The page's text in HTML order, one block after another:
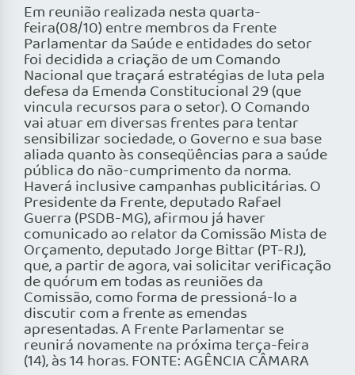
Em reunião realizada nesta quarta-
feira(08/10) entre membros da Frente
Parlamentar da Saúde e entidades do setor
foi decidida a criação de um Comando
Nacional que traçará estratégias de luta pela
defesa da Emenda Constitucional 29 (que
vincula recursos para o setor). O Comando
vai atuar em diversas frentes para tentar
sensibilizar sociedade, o Governo e sua base
aliada quanto às conseqüências para a saúde
pública do não-cumprimento da norma.
Haverá inclusive campanhas publicitárias. O
Presidente da Frente, deputado Rafael
Guerra (PSDB-MG), afirmou já haver
comunicado ao relator da Comissão Mista de
Orçamento, deputado Jorge Bittar (PT-RJ),
que, a partir de agora, vai solicitar verificação
de quórum em todas as reuniões da
Comissão, como forma de pressioná-lo a
discutir com a frente as emendas
apresentadas. A Frente Parlamentar se
reunirá novamente na próxima terça-feira
(14), às 14 horas. FONTE: AGÊNCIA CÂMARA